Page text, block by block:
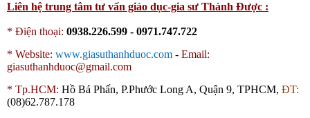
Liên hệ trung tâm tư vấn giáo dục-gia sư Thành Được :
* Điện thoại: 0938.226.599 - 0971.747.722
* Website: www.giasuthanhduoc.com - Email:
giasuthanhduoc@gmail.com
* Tp.HCM: Hồ Bá Phấn, P.Phước Long A, Quận 9, TPHCM, ĐT:
(08)62.787.178